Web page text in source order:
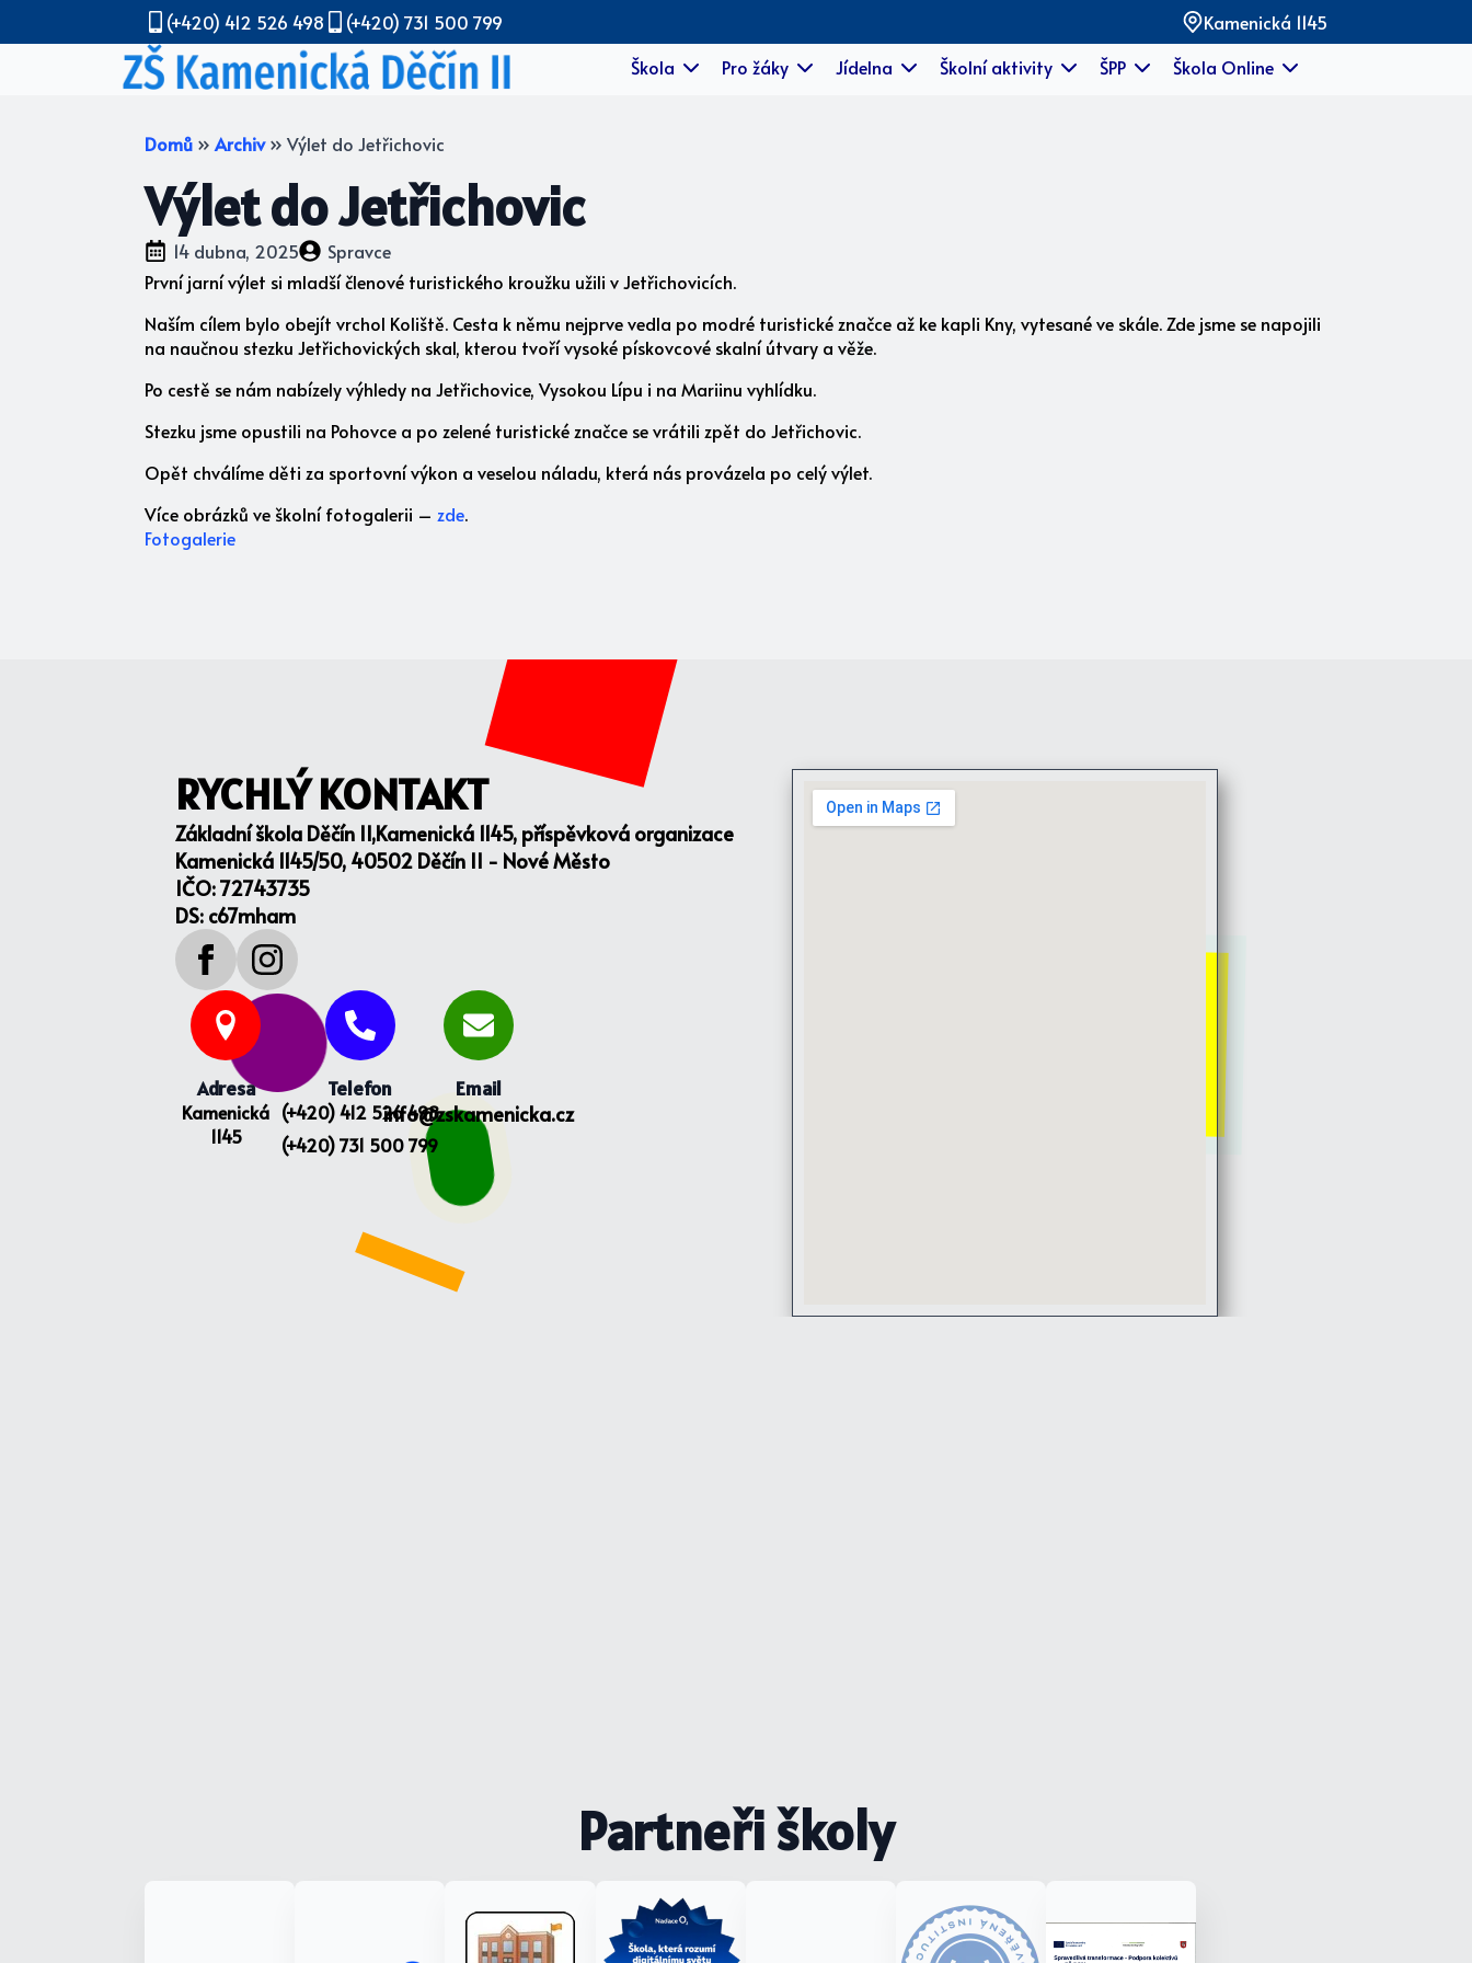
(+420) 412 526 498 (+420) 731 500 799
Kamenická 1145
Škola
Pro žáky Jídelna Školní aktivity ŠPP Škola Online
Domů » Archiv » Výlet do Jetřichovic
Výlet do Jetřichovic
14 dubna, 2025
Spravce
První jarní výlet si mladší členové turistického kroužku užili v Jetřichovicích.
Naším cílem bylo obejít vrchol Koliště. Cesta k němu nejprve vedla po modré turistické značce až ke kapli Kny, vytesané ve skále. Zde jsme se napojili
na naučnou stezku Jetřichovických skal, kterou tvoří vysoké pískovcové skalní útvary a věže.
Po cestě se nám nabízely výhledy na Jetřichovice, Vysokou Lípu i na Mariinu vyhlídku.
Stezku jsme opustili na Pohovce a po zelené turistické značce se vrátili zpět do Jetřichovic.
Opět chválíme děti za sportovní výkon a veselou náladu, která nás provázela po celý výlet.
Více obrázků ve školní fotogalerii – zde.
Fotogalerie
RYCHLÝ KONTAKT
Základní škola Děčín II,Kamenická 1145, příspěvková organizace
Kamenická 1145/50, 40502 Děčín II - Nové Město
IČO: 72743735
DS: c67mham
Adresa
Kamenická
1145
Telefon
(+420) 412 526 498
(+420) 731 500 799
Email
info@zskamenicka.cz
Partneři školy